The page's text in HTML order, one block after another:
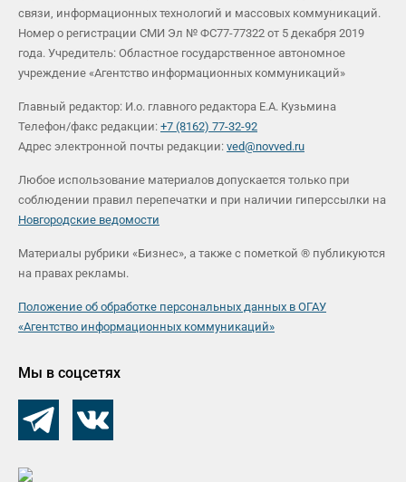
связи, информационных технологий и массовых коммуникаций.
Номер о регистрации СМИ Эл № ФС77-77322 от 5 декабря 2019
года. Учредитель: Областное государственное автономное
учреждение «Агентство информационных коммуникаций»
Главный редактор: И.о. главного редактора Е.А. Кузьмина
Телефон/факс редакции: +7 (8162) 77-32-92
Адрес электронной почты редакции: ved@novved.ru
Любое использование материалов допускается только при
соблюдении правил перепечатки и при наличии гиперссылки на
Новгородские ведомости
Материалы рубрики «Бизнес», а также с пометкой ® публикуются
на правах рекламы.
Положение об обработке персональных данных в ОГАУ
«Агентство информационных коммуникаций»
Мы в соцсетях